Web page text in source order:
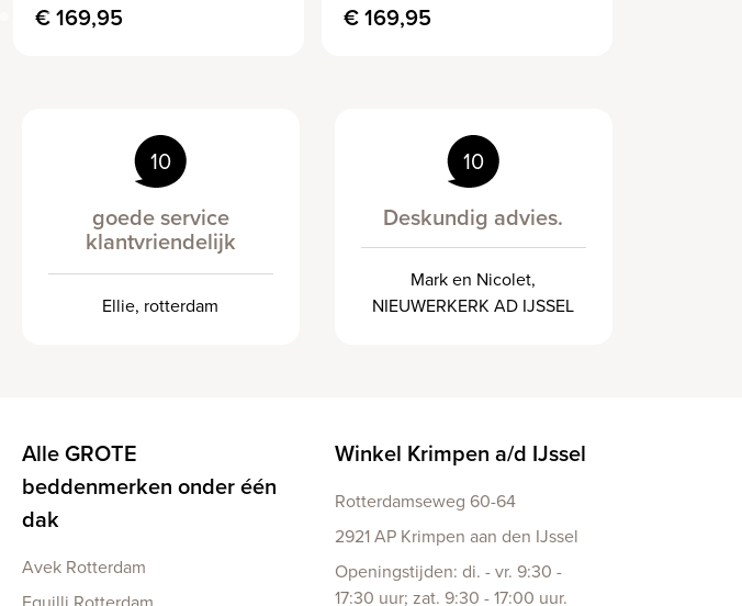
€ 169,95
€ 169,95
10
goede service
klantvriendelijk
Ellie, rotterdam
10
Deskundig advies.
Mark en Nicolet,
NIEUWERKERK AD IJSSEL
Alle GROTE
beddenmerken onder één
dak
Avek Rotterdam
Winkel Krimpen a/d IJssel
Rotterdamseweg 60-64
2921 AP Krimpen aan den IJssel
Openingstijden: di. - vr. 9:30 -
17:30 uur; zat. 9:30 - 17:00 uur.